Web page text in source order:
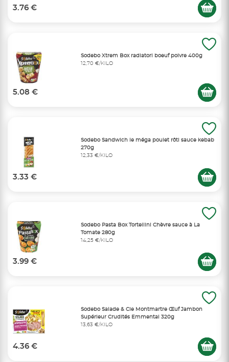
3.76 €
Sodebo Xtrem Box radiatori boeuf poivre 400g
12,70 €/KILO
5.08 €
Sodebo Sandwich le méga poulet rôti sauce kebab
270g
12,33 €/KILO
3.33 €
Sodebo Pasta Box Tortellini Chèvre sauce à La
Tomate 280g
14,25 €/KILO
3.99 €
Sodebo Salade & Cie Montmartre Œuf Jambon
Supérieur Crudités Emmental 320g
13,63 €/KILO
4.36 €